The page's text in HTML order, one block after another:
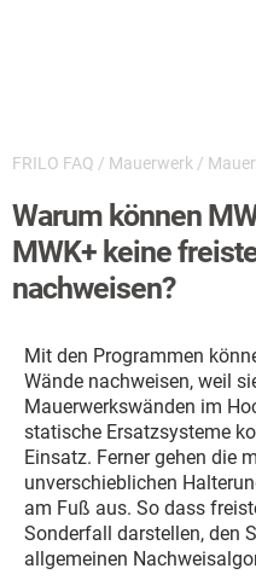
FRILO FAQ / Mauerwerk /
Warum können
MWK+ keine
nachweisen?
Mit den Programmen
Wände nachweisen, weil
Mauerwerkswänden im
statische Ersatzsysteme
Einsatz. Ferner gehen die
unverschieblichen
am Fuß aus. So dass
Sonderfall darstellen, den
allgemeinen